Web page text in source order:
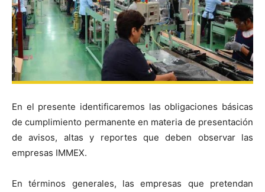
En el presente identificaremos las obligaciones básicas
de cumplimiento permanente en materia de presentación
de avisos, altas y reportes que deben observar las
empresas IMMEX.
En términos generales, las empresas que pretendan